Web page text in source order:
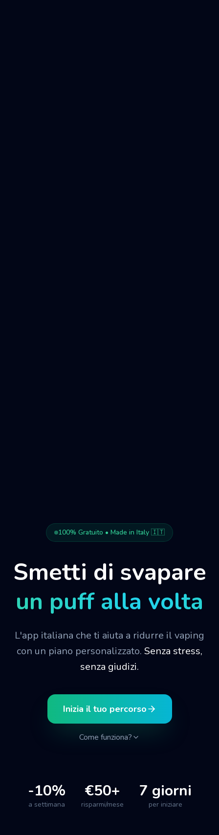
100% Gratuito • Made in Italy 🇮🇹
Smetti di svapare
un puff alla volta
L'app italiana che ti aiuta a ridurre il vaping
con un piano personalizzato. Senza stress,
senza giudizi.
Inizia il tuo percorso
Come funziona?
-10%
a settimana
€50+
risparmi/mese
7 giorni
per iniziare